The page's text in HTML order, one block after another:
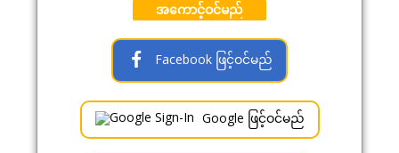
အကောင့်ဝင်မည်
Facebook ဖြင့်ဝင်မည်
Google ဖြင့်ဝင်မည်